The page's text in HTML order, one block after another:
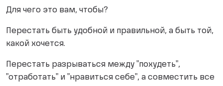
Для чего это вам, чтобы?
Перестать быть удобной и правильной, а быть той,
какой хочется.
Перестать разрываться между "похудеть",
"отработать" и "нравиться себе", а совместить все